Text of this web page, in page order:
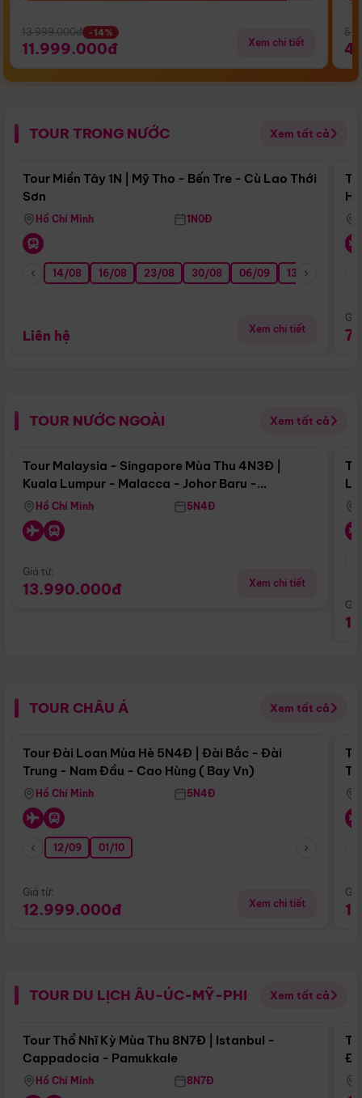
13.999.000đ -14%
11.999.000đ Xem chi tiết
TOUR TRONG NƯỚC Xem tất cả
Điểm nổi bật
Tour Miền Tây 1N | Mỹ Tho - Bến Tre - Cù Lao Thới
Sơn
Hồ Chí Minh 1N0Đ
14/08 16/08 23/08 30/08 06/09 13/09
Liên hệ Xem chi tiết
TOUR NƯỚC NGOÀI Xem tất cả
Điểm nổi bật
Tour Malaysia - Singapore Mùa Thu 4N3Đ |
Kuala Lumpur - Malacca - Johor Baru -
Singapore
Hồ Chí Minh 5N4Đ
Giá từ:
13.990.000đ Xem chi tiết
TOUR CHÂU Á Xem tất cả
Điểm nổi bật
Tour Đài Loan Mùa Hè 5N4Đ | Đài Bắc - Đài
Trung - Nam Đầu - Cao Hùng ( Bay Vn)
Hồ Chí Minh 5N4Đ
12/09 01/10
Giá từ:
12.999.000đ Xem chi tiết
TOUR DU LỊCH ÂU-ÚC-MỸ-PHI Xem tất cả
Điểm nổi bật
Tour Thổ Nhĩ Kỳ Mùa Thu 8N7Đ | Istanbul -
Cappadocia - Pamukkale
Hồ Chí Minh 8N7Đ